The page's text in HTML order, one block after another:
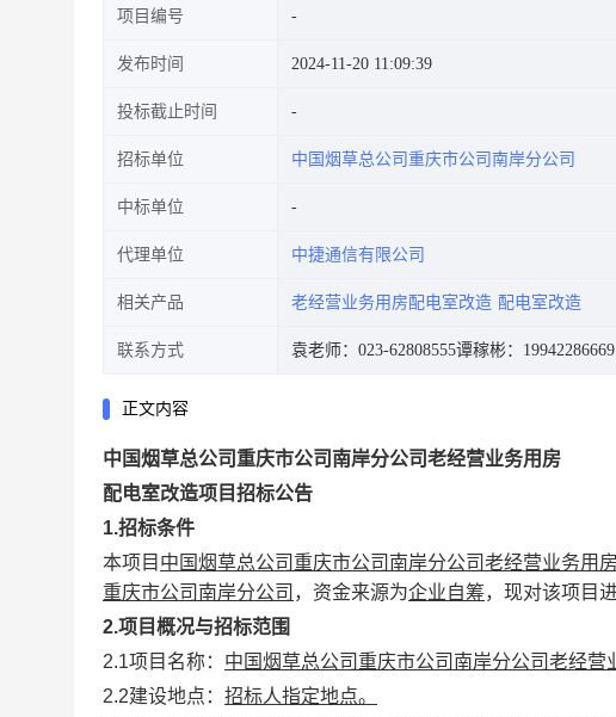
项目编号
发布时间 2024-11-20 11:09:39
投标截止时间
招标单位 中国烟草总公司重庆市公司南岸分公司
中标单位
代理单位 中捷通信有限公司
相关产品 老经营业务用房配电室改造 配电室改造
联系方式 袁老师：023-62808555谭稼彬：19942286669
正文内容
中国烟草总公司重庆市公司南岸分公司老经营业务用房
配电室改造项目招标公告
1.招标条件
本项目 中国烟草总公司重庆市公司南岸分公司老经营业务用
重庆市公司南岸分公司 ，资金来源为企业自筹，现对该项目
2.项目概况与招标范围
2.1项目名称： 中国烟草总公司重庆市公司南岸分公司老经营
2.2建设地点： 招标人指定地点。